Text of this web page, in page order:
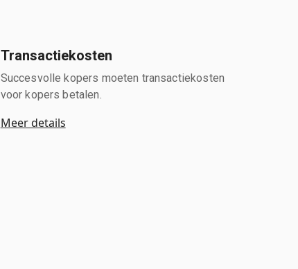
Transactiekosten
Succesvolle kopers moeten transactiekosten
voor kopers betalen.
Meer details